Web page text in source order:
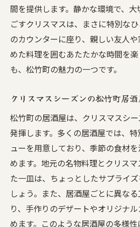
間を提供します。静かな環境で、
ごすクリスマスは、まさに特別な
のカウンターに座り、親しい友人
めた料理を囲むあたたかな時間を
も、松竹町の魅力の一つです。
クリスマスシーズンの松竹町居
松竹町の居酒屋は、クリスマスシ
発揮します。多くの居酒屋では、
ューを用意しており、季節の食材
めます。地元の名物料理とクリス
た一皿は、ちょっとしたサプライ
しょう。また、居酒屋ごとに異なる
り、手作りのデザートやオリジナル
めます。このような居酒屋の多様